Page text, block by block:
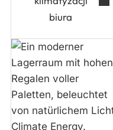
biura
Klimatyzacji
hal
produkcyjnych
i
magazynów